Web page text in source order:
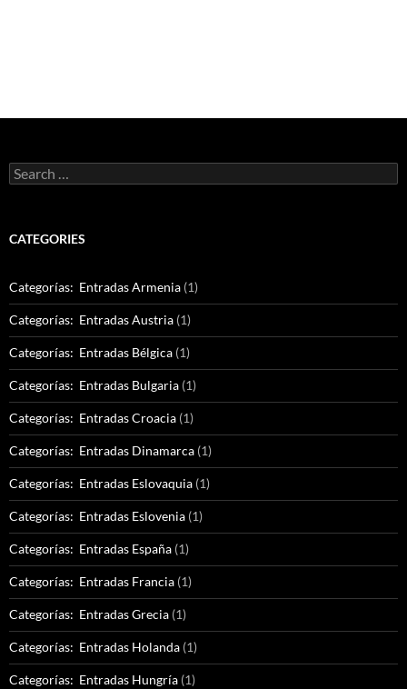
Search
for:
CATEGORIES
Categorías: Entradas Armenia (1)
Categorías: Entradas Austria (1)
Categorías: Entradas Bélgica (1)
Categorías: Entradas Bulgaria (1)
Categorías: Entradas Croacia (1)
Categorías: Entradas Dinamarca (1)
Categorías: Entradas Eslovaquia (1)
Categorías: Entradas Eslovenia (1)
Categorías: Entradas España (1)
Categorías: Entradas Francia (1)
Categorías: Entradas Grecia (1)
Categorías: Entradas Holanda (1)
Categorías: Entradas Hungría (1)